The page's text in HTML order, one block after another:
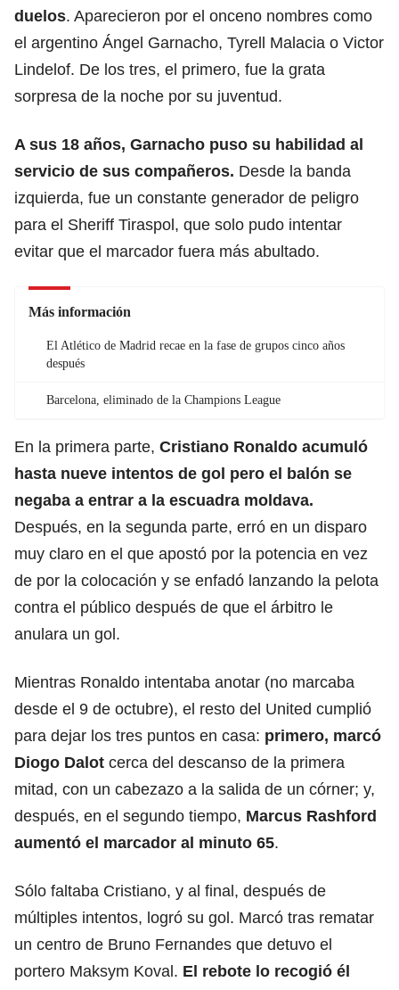
duelos. Aparecieron por el onceno nombres como
el argentino Ángel Garnacho, Tyrell Malacia o Victor
Lindelof. De los tres, el primero, fue la grata
sorpresa de la noche por su juventud.
A sus 18 años, Garnacho puso su habilidad al
servicio de sus compañeros. Desde la banda
izquierda, fue un constante generador de peligro
para el Sheriff Tiraspol, que solo pudo intentar
evitar que el marcador fuera más abultado.
Más información
El Atlético de Madrid recae en la fase de grupos cinco años
después
Barcelona, eliminado de la Champions League
En la primera parte, Cristiano Ronaldo acumuló
hasta nueve intentos de gol pero el balón se
negaba a entrar a la escuadra moldava.
Después, en la segunda parte, erró en un disparo
muy claro en el que apostó por la potencia en vez
de por la colocación y se enfadó lanzando la pelota
contra el público después de que el árbitro le
anulara un gol.
Mientras Ronaldo intentaba anotar (no marcaba
desde el 9 de octubre), el resto del United cumplió
para dejar los tres puntos en casa: primero, marcó
Diogo Dalot cerca del descanso de la primera
mitad, con un cabezazo a la salida de un córner; y,
después, en el segundo tiempo, Marcus Rashford
aumentó el marcador al minuto 65.
Sólo faltaba Cristiano, y al final, después de
múltiples intentos, logró su gol. Marcó tras rematar
un centro de Bruno Fernandes que detuvo el
portero Maksym Koval. El rebote lo recogió él